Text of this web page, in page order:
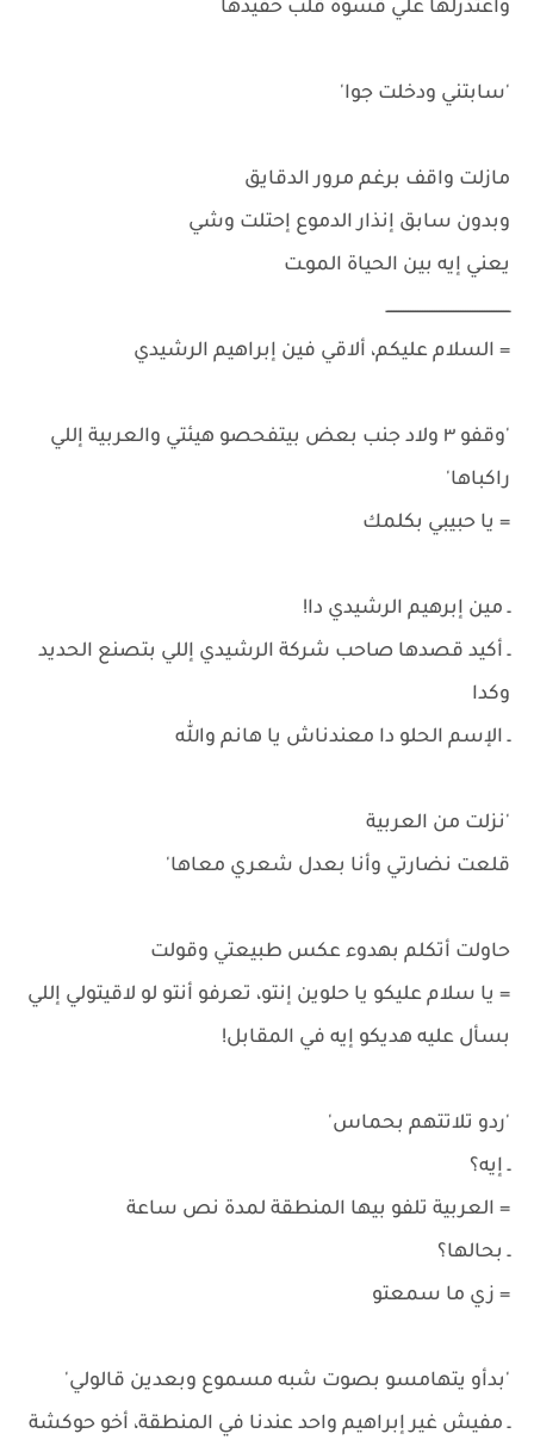
وأعتذرلها علي قسوة قلب حفيدها
'سابتني ودخلت جوا'
مازلت واقف برغم مرور الدقايق
وبدون سابق إنذار الدموع إحتلت وشي
يعني إيه بين الحياة الموـت
ــــــــــــــــــــــــــــــــــــــــــــــــــــ
= السلام عليكم، ألاقي فين إبراهيم الرشيدي
'وقفو ٣ ولاد جنب بعض بيتفحصو هيئتي والعربية إللي
راكباها'
= يا حبيبي بكلمك
ـ مين إبرهيم الرشيدي دا!
ـ أكيد قصدها صاحب شركة الرشيدي إللي بتصنع الحديد
وكدا
ـ الإسم الحلو دا معندناش يا هانم والله
'نزلت من العربية
قلعت نضارتي وأنا بعدل شعري معاها'
حاولت أتكلم بهدوء عكس طبيعتي وقولت
= يا سلام عليكو يا حلوين إنتو، تعرفو أنتو لو لاقيتولي إللي
بسأل عليه هديكو إيه في المقابل!
'ردو تلاتتهم بحماس'
ـ إيه؟
= العربية تلفو بيها المنطقة لمدة نص ساعة
ـ بحالها؟
= زي ما سمعتو
'بدأو يتهامسو بصوت شبه مسموع وبعدين قالولي'
ـ مفيش غير إبراهيم واحد عندنا في المنطقة، أخو حوكشة